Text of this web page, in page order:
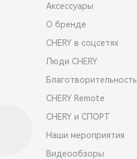
Аксессуары
О бренде
CHERY в соцсетях
Люди CHERY
Благотворительность
CHERY Remote
CHERY и СПОРТ
Наши мероприятия
Видеообзоры